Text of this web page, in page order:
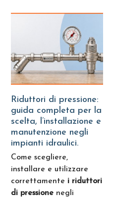
Riduttori di pressione:
guida completa per la
scelta, l’installazione e
manutenzione negli
impianti idraulici.
Come scegliere,
installare e utilizzare
correttamente i riduttori
di pressione negli